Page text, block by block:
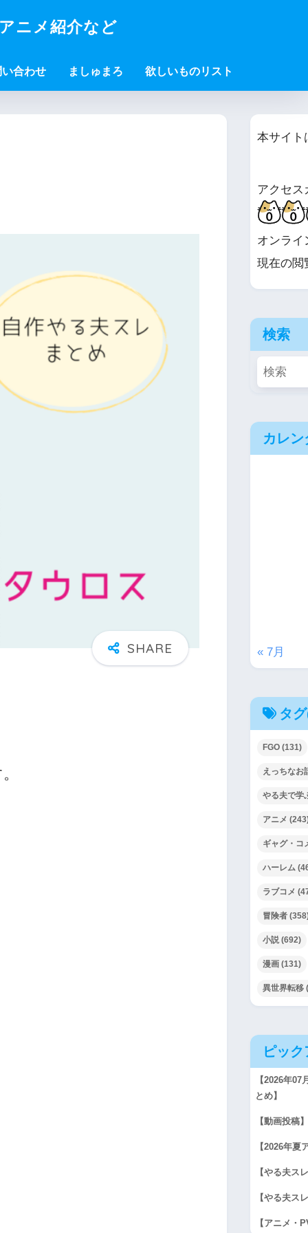
ニメ紹介など
合わせ ましゅまろ 欲しいものリスト
本サイト
アクセス
オンライ
現在の閲
検索
カレン
« 7月
タ
FGO (131)
えっちなお
やる夫で学
アニメ
ギャグ・コ
ハーレム
ラブコメ
冒険者
小説(692)
漫画 (131)
異世界転移
ピッ
【2026年
とめ】
【動画投稿
【2026年夏
【やる夫
【やる夫ス
【アニメ・